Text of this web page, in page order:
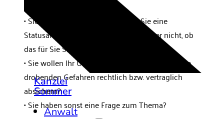
Kanzlei
Sommer
Anwalt
• Sie haben herausgefunden, dass Sie eine
Statusanfrage stellen sollen, wissen aber nicht, ob
das für Sie Sinn hat?
• Sie wollen Ihr Unternehmen im Hinblick auf die
drohenden Gefahren rechtlich bzw. vertraglich
absichern?
• Sie haben sonst eine Frage zum Thema?